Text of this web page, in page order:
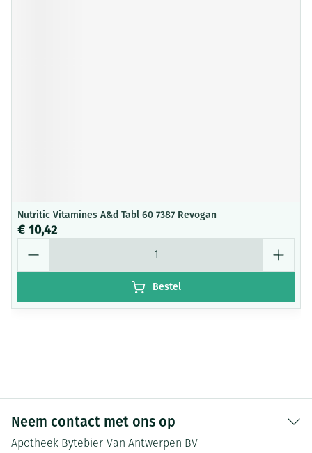
Nutritic Vitamines A&d Tabl 60 7387 Revogan
€ 10,42
Bestel
Neem contact met ons op
Apotheek Bytebier-Van Antwerpen BV